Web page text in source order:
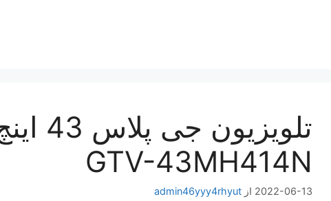
GTV-43MH414N
2022-06-13 از admin46yyy4rhyut